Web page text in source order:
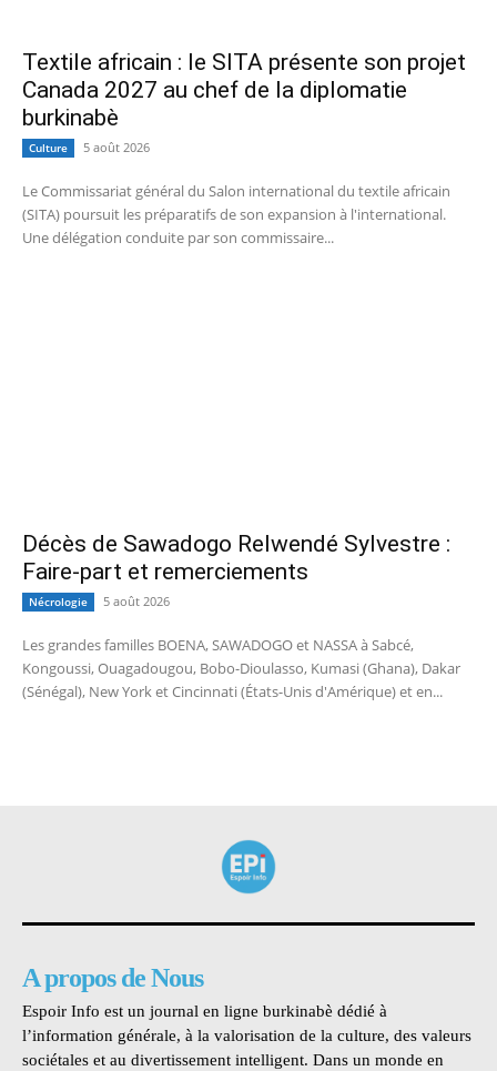
Textile africain : le SITA présente son projet
Canada 2027 au chef de la diplomatie
burkinabè
Culture 5 août 2026
Le Commissariat général du Salon international du textile africain
(SITA) poursuit les préparatifs de son expansion à l'international.
Une délégation conduite par son commissaire...
Décès de Sawadogo Relwendé Sylvestre :
Faire-part et remerciements
Nécrologie 5 août 2026
Les grandes familles BOENA, SAWADOGO et NASSA à Sabcé,
Kongoussi, Ouagadougou, Bobo-Dioulasso, Kumasi (Ghana), Dakar
(Sénégal), New York et Cincinnati (États-Unis d'Amérique) et en...
A propos de Nous
Espoir Info est un journal en ligne burkinabè dédié à
l’information générale, à la valorisation de la culture, des valeurs
sociétales et au divertissement intelligent. Dans un monde en